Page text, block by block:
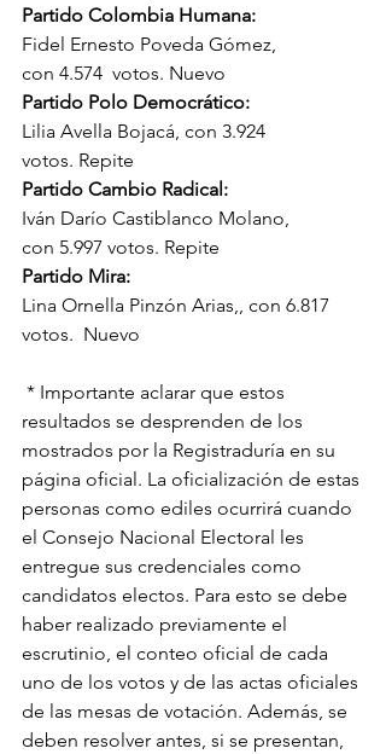
Partido Colombia Humana:
Fidel Ernesto Poveda Gómez,
con 4.574  votos. Nuevo
Partido Polo Democrático:
Lilia Avella Bojacá, con 3.924
votos. Repite
Partido Cambio Radical:
Iván Darío Castiblanco Molano,
con 5.997 votos. Repite
Partido Mira:
Lina Ornella Pinzón Arias,, con 6.817
votos.  Nuevo
* Importante aclarar que estos
resultados se desprenden de los
mostrados por la Registraduría en su
página oficial. La oficialización de estas
personas como ediles ocurrirá cuando
el Consejo Nacional Electoral les
entregue sus credenciales como
candidatos electos. Para esto se debe
haber realizado previamente el
escrutinio, el conteo oficial de cada
uno de los votos y de las actas oficiales
de las mesas de votación. Además, se
deben resolver antes, si se presentan,